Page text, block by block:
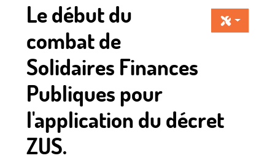
Le début du
combat de
Solidaires Finances
Publiques pour
l'application du décret
ZUS.